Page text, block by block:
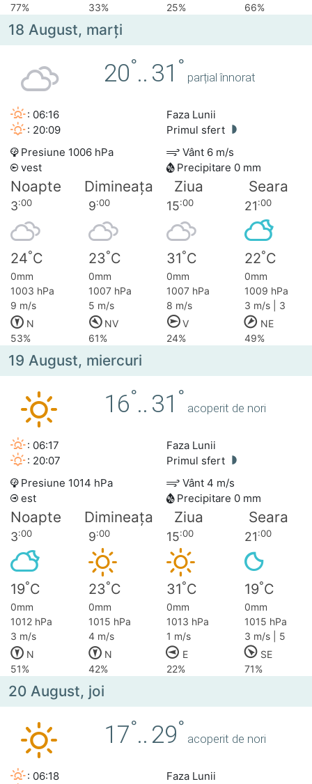
77%
33% 25% 66%
18 August, marţi
20°.. 31 °
parțial înnorat
: 06:16
: 20:09
Faza Lunii
Primul sfert
Presiune 1006 hPa
Vânt 6 m/s
vest
Precipitare 0 mm
Noapte Dimineața Ziua Seara
3:00 9:00 15:00 21:00
24°C 23°C 31°C 22°C
0mm 0mm 0mm
0mm
1003 hPa
1007 hPa 1007 hPa
1009 hPa
9 m/s
5 m/s 8 m/s
3 m/s | 3
N
NV V
NE
53%
61% 24% 49%
19 August, miercuri
16°.. 31 °
acoperit de nori
: 06:17
: 20:07
Faza Lunii
Primul sfert
Presiune 1014 hPa
Vânt 4 m/s
est
Precipitare 0 mm
Noapte Dimineața Ziua Seara
3:00 9:00 15:00 21:00
19°C 23°C 31°C 19°C
0mm 0mm 0mm
0mm
1012 hPa
1015 hPa 1013 hPa
1015 hPa
3 m/s
4 m/s 1 m/s
3 m/s | 5
N
N E
SE
51%
42% 22% 71%
20 August, joi
17°.. 29°
acoperit de nori
: 06:18
Faza Lunii